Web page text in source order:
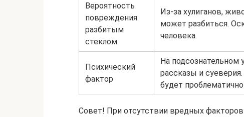
Вероятность
повреждения
разбитым
стеклом
Из-за хулиганов,
может разбиться.
человека.
Психический
фактор
На подсознательном
рассказы и
будет
Совет! При отсутствии вредных